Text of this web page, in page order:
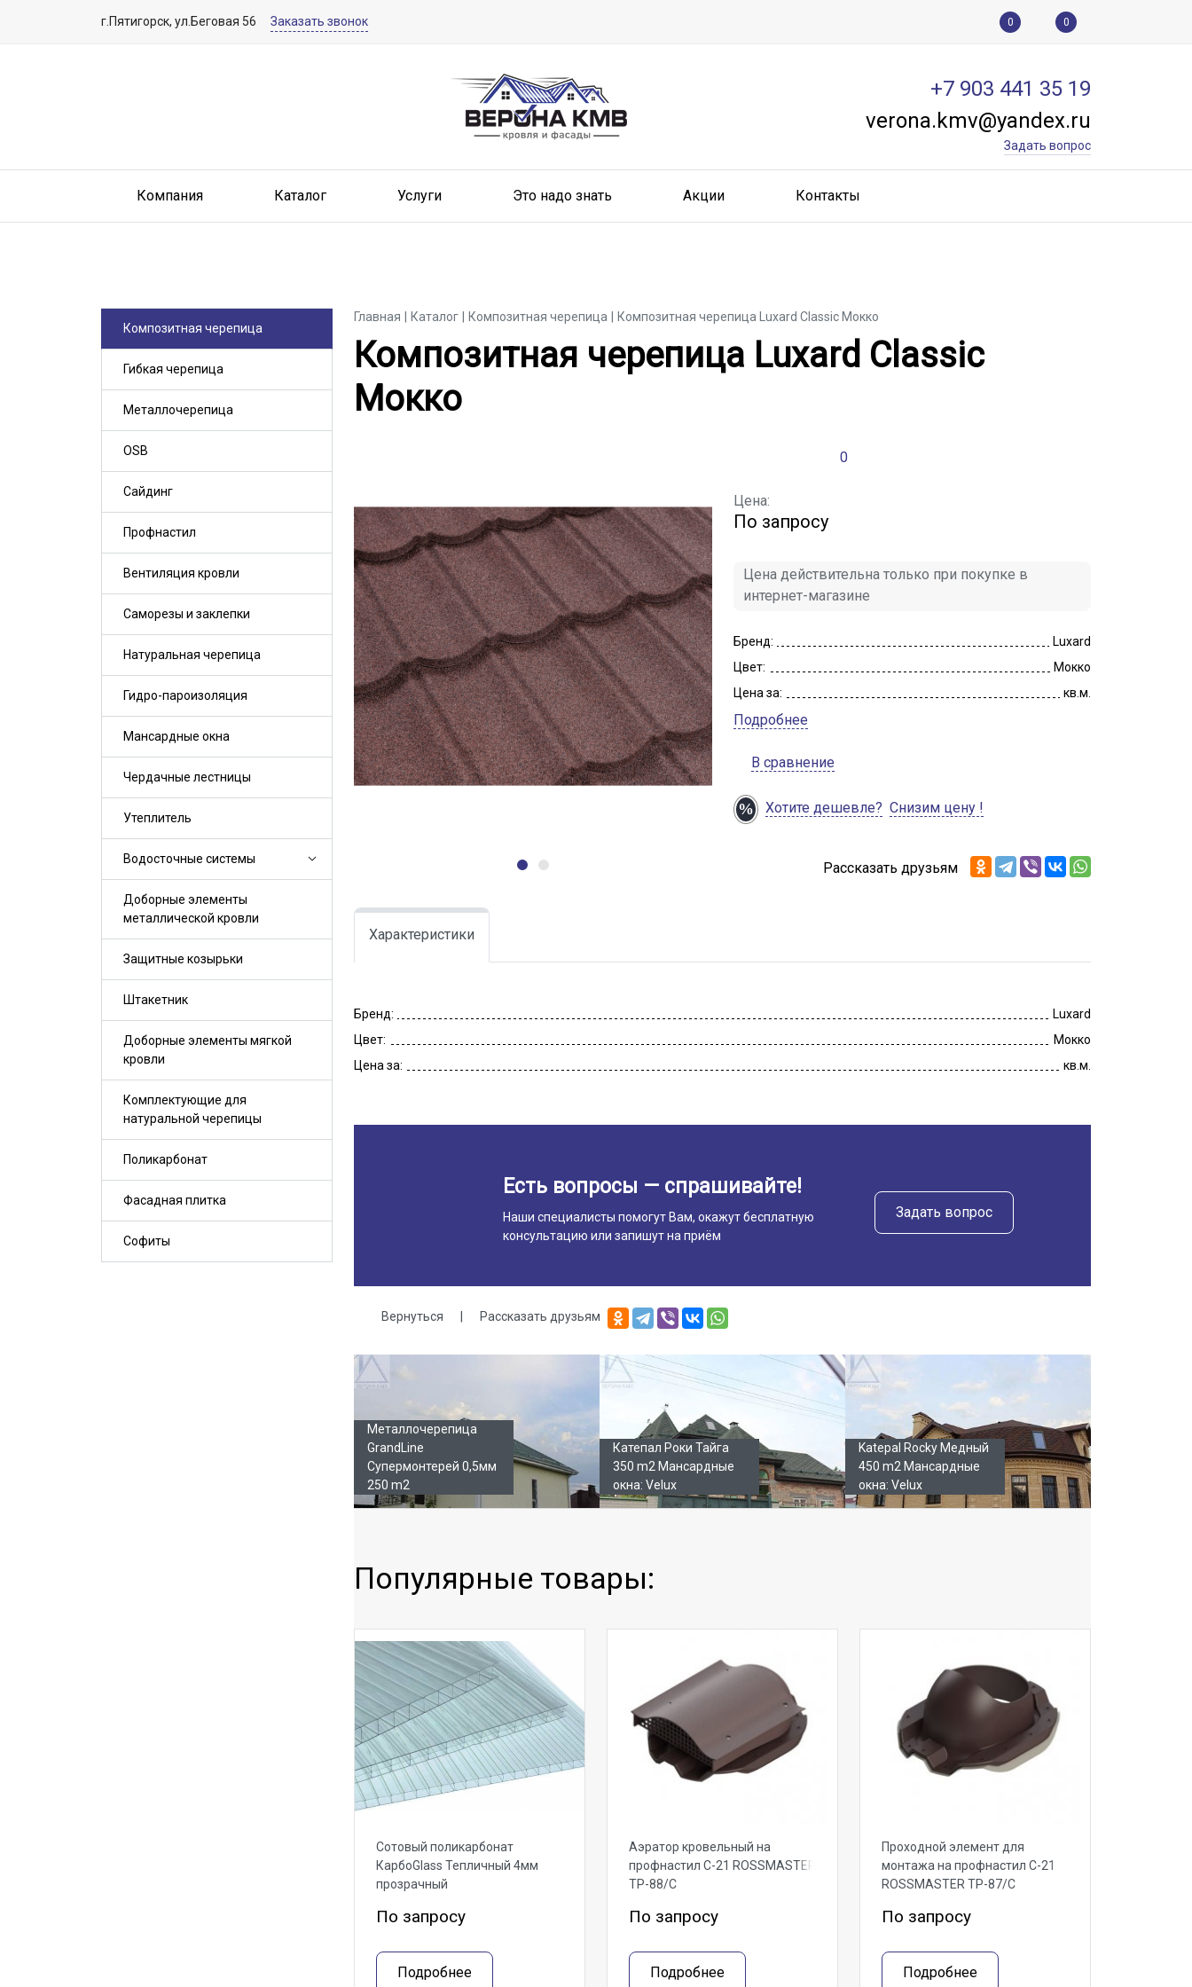
г.Пятигорск, ул.Беговая 56 Заказать звонок 0 0
+7 903 441 35 19
verona.kmv@yandex.ru
Задать вопрос
Компания Каталог Услуги Это надо знать Акции Контакты
Главная Каталог Композитная черепица Композитная черепица Luxard Classic Мокко
Композитная черепица Luxard Classic Мокко
Композитная черепица Luxard Classic
Мокко
0
Цена:
По запросу
Цена действительна только при покупке в
интернет-магазине
Бренд:
Luxard
Цвет:
Мокко
Цена за:
кв.м.
Подробнее
В сравнение
Хотите дешевле? Снизим цену !
Рассказать друзьям
Характеристики
Бренд:
Luxard
Цвет:
Мокко
Цена за:
кв.м.
Есть вопросы — спрашивайте!
Наши специалисты помогут Вам, окажут бесплатную
консультацию или запишут на приём
Задать вопрос
Вернуться Рассказать друзьям
Галерея
Металлочерепица
GrandLine
Супермонтерей 0,5мм
250 m2
Катепал Роки Тайга
350 m2 Мансардные
окна: Velux
Katepal Rocky Медный
450 m2 Мансардные
окна: Velux
Популярные товары:
Сотовый поликарбонат
КарбоGlass Тепличный 4мм
прозрачный
По запросу
Подробнее
Аэратор кровельный на
профнастил С-21 ROSSMASTER
ТР-88/С
По запросу
Подробнее
Проходной элемент для
монтажа на профнастил С-21
ROSSMASTER ТР-87/С
По запросу
Подробнее
Композитная черепица
Гибкая черепица
Металлочерепица
OSB
Сайдинг
Профнастил
Вентиляция кровли
Саморезы и заклепки
Натуральная черепица
Гидро-пароизоляция
Мансардные окна
Чердачные лестницы
Утеплитель
Водосточные системы
Доборные элементы
металлической кровли
Защитные козырьки
Штакетник
Доборные элементы мягкой
кровли
Комплектующие для
натуральной черепицы
Поликарбонат
Фасадная плитка
Софиты